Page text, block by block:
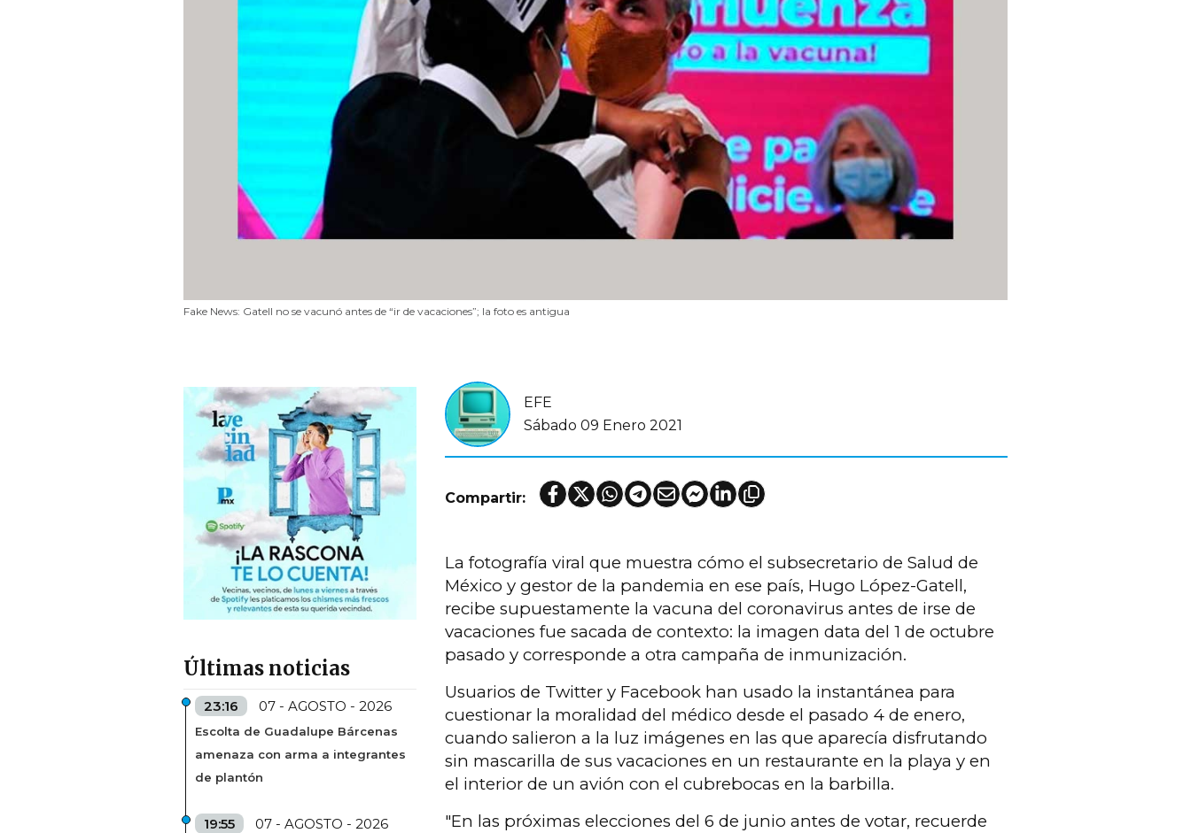
Fake News: Gatell no se vacunó antes de “ir de vacaciones”; la foto es antigua
Últimas noticias
23:16 07 - AGOSTO - 2026
Escolta de Guadalupe Bárcenas
amenaza con arma a integrantes
de plantón
19:55 07 - AGOSTO - 2026
EFE
Sábado 09 Enero 2021
Compartir:
La fotografía viral que muestra cómo el subsecretario de Salud de
México y gestor de la pandemia en ese país, Hugo López-Gatell,
recibe supuestamente la vacuna del coronavirus antes de irse de
vacaciones fue sacada de contexto: la imagen data del 1 de octubre
pasado y corresponde a otra campaña de inmunización.
Usuarios de Twitter y Facebook han usado la instantánea para
cuestionar la moralidad del médico desde el pasado 4 de enero,
cuando salieron a la luz imágenes en las que aparecía disfrutando
sin mascarilla de sus vacaciones en un restaurante en la playa y en
el interior de un avión con el cubrebocas en la barbilla.
"En las próximas elecciones del 6 de junio antes de votar, recuerde